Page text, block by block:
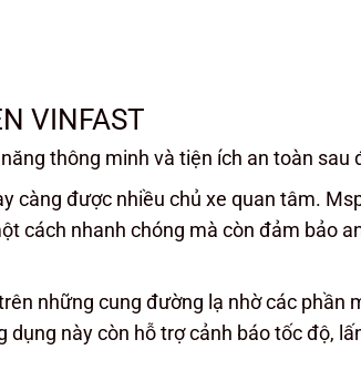
VINFAST
thông minh và tiện ích an toàn sau
càng được nhiều chủ xe quan tâm.
cách nhanh chóng mà còn đảm bảo
những cung đường lạ nhờ các phần
này còn hỗ trợ cảnh báo tốc độ,